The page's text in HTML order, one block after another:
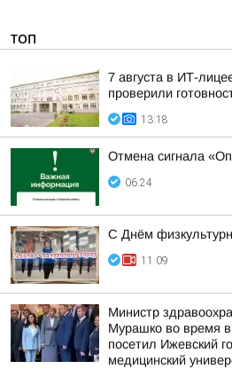
ТОП
7 августа в ИТ-
проверили
13:18
Отмена сигнала
06:24
С Днём
11:09
Министр
Мурашко во время
посетил Ижевский
медицинский